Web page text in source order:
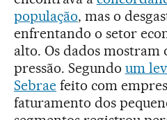
população, mas o
enfrentando o setor
alto. Os dados mostram
pressão. Segundo um
Sebraefeito com
faturamento dos